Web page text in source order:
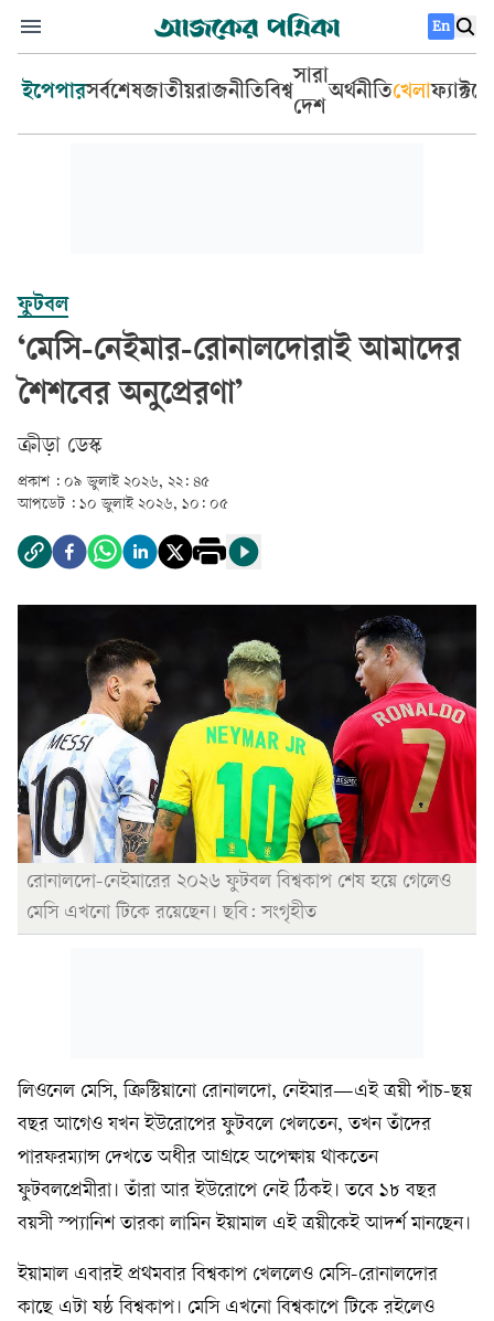
En
ইপেপারসর্বশেষজাতীয়রাজনীতিবিশ্ব
সারা
দেশ
অর্থনীতিখেলা
ফুটবল
‘মেসি-নেইমার-রোনালদোরাই আমাদের
শৈশবের অনুপ্রেরণা’
ক্রীড়া ডেস্ক
প্রকাশ : ০৯ জুলাই ২০২৬, ২২: ৪৫
আপডেট : ১০ জুলাই ২০২৬, ১০: ০৫
রোনালদো-নেইমারের ২০২৬ ফুটবল বিশ্বকাপ শেষ হয়ে গেলেও
মেসি এখনো টিকে রয়েছেন। ছবি: সংগৃহীত
লিওনেল মেসি, ক্রিস্টিয়ানো রোনালদো, নেইমার—এই ত্রয়ী পাঁচ-ছয়
বছর আগেও যখন ইউরোপের ফুটবলে খেলতেন, তখন তাঁদের
পারফরম্যান্স দেখতে অধীর আগ্রহে অপেক্ষায় থাকতেন
ফুটবলপ্রেমীরা। তাঁরা আর ইউরোপে নেই ঠিকই। তবে ১৮ বছর
বয়সী স্প্যানিশ তারকা লামিন ইয়ামাল এই ত্রয়ীকেই আদর্শ মানছেন।
ইয়ামাল এবারই প্রথমবার বিশ্বকাপ খেললেও মেসি-রোনালদোর
কাছে এটা ষষ্ঠ বিশ্বকাপ। মেসি এখনো বিশ্বকাপে টিকে রইলেও